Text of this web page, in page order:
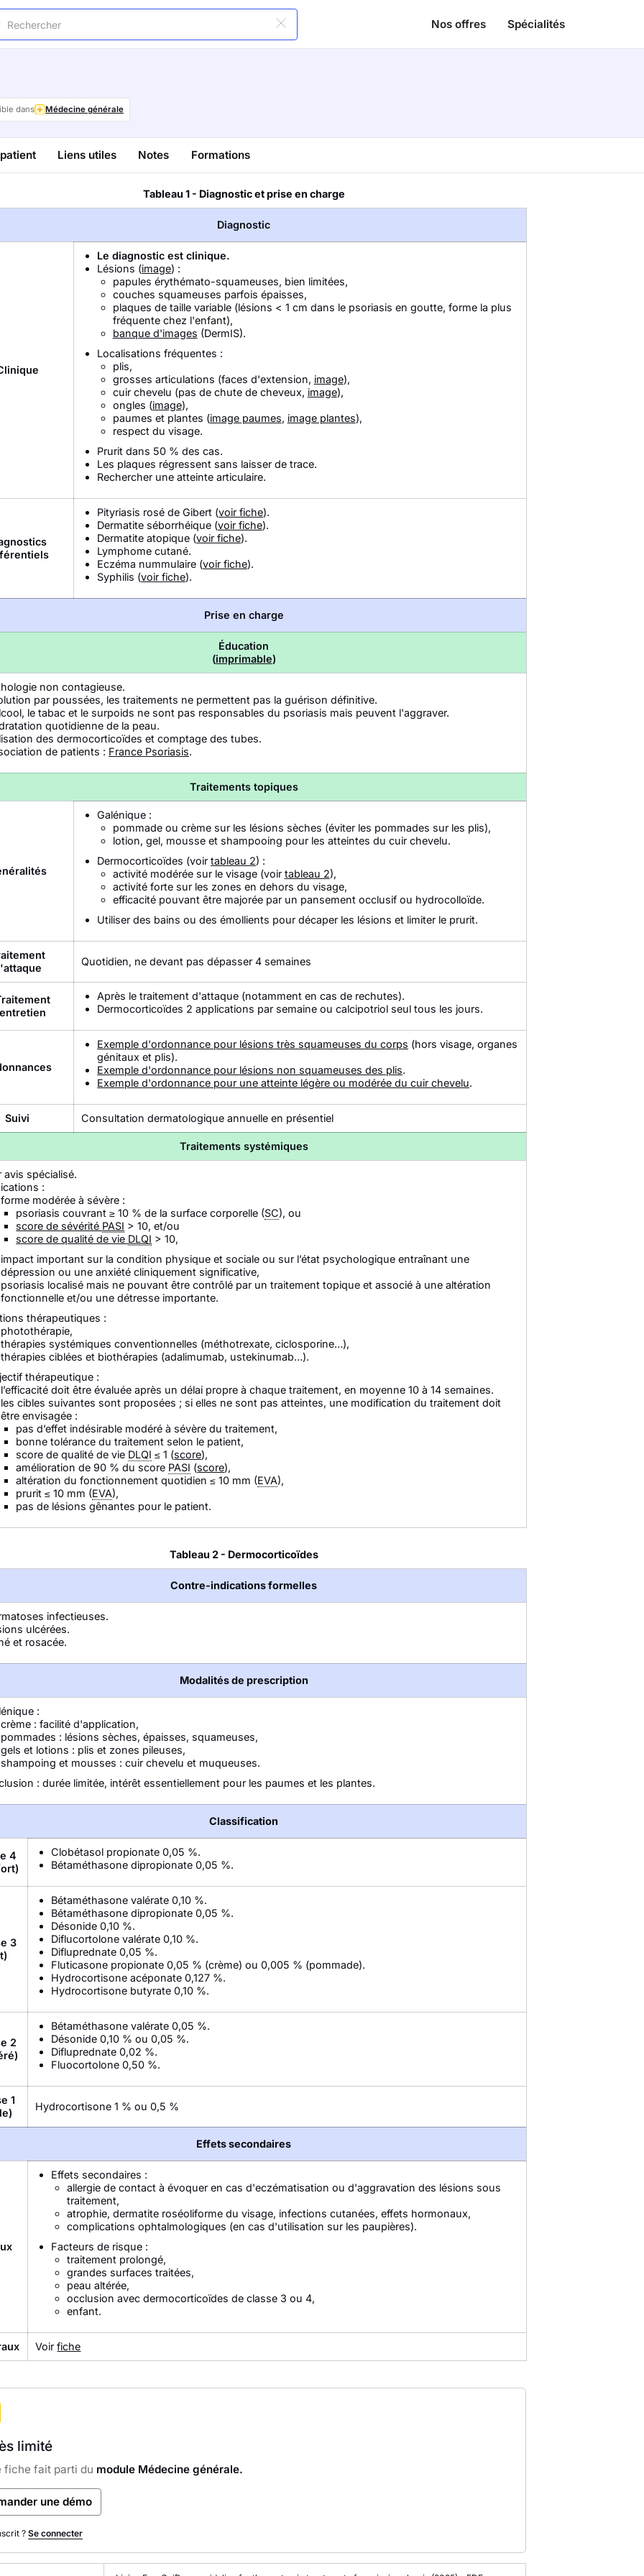
Nos offres Spécialités
dans Médecine générale
Liens utiles Notes Formations
Tableau 1 - Diagnostic et prise en charge
Diagnostic
Le diagnostic est clinique.
Lésions (image) :
papules érythémato-squameuses, bien limitées,
couches squameuses parfois épaisses,
plaques de taille variable (lésions < 1 cm dans le psoriasis en goutte, forme la plus
fréquente chez l'enfant),
banque d'images (DermIS).
Localisations fréquentes :
plis,
grosses articulations (faces d'extension, image),
cuir chevelu (pas de chute de cheveux, image),
ongles (image),
paumes et plantes (image paumes, image plantes),
respect du visage.
Prurit dans 50 % des cas.
Les plaques régressent sans laisser de trace.
Rechercher une atteinte articulaire.
Pityriasis rosé de Gibert (voir fiche).
Dermatite séborrhéique (voir fiche).
Dermatite atopique (voir fiche).
Lymphome cutané.
Eczéma nummulaire (voir fiche).
Syphilis (voir fiche).
Prise en charge
Éducation
(imprimable)
non contagieuse.
par poussées, les traitements ne permettent pas la guérison définitive.
le tabac et le surpoids ne sont pas responsables du psoriasis mais peuvent l'aggraver.
quotidienne de la peau.
des dermocorticoïdes et comptage des tubes.
de patients : France Psoriasis.
Traitements topiques
Galénique :
pommade ou crème sur les lésions sèches (éviter les pommades sur les plis),
lotion, gel, mousse et shampooing pour les atteintes du cuir chevelu.
Dermocorticoïdes (voirtableau 2) :
activité modérée sur le visage (voir tableau 2),
activité forte sur les zones en dehors du visage,
efficacité pouvant être majorée par un pansement occlusif ou hydrocolloïde.
Utiliser des bains ou des émollients pour décaper les lésions et limiter le prurit.
Quotidien, ne devant pas dépasser 4 semaines
Après le traitement d'attaque (notamment en cas de rechutes).
Dermocorticoïdes 2 applications par semaine ou calcipotriol seul tous les jours.
Exemple d'ordonnance pour lésions très squameuses du corps (hors visage, organes
génitaux et plis).
Exemple d'ordonnance pour lésions non squameuses des plis.
Exemple d'ordonnance pour une atteinte légère ou modérée du cuir chevelu.
Suivi Consultation dermatologique annuelle en présentiel
Traitements systémiques
avis spécialisé.
:
forme modérée à sévère :
psoriasis couvrant ≥ 10 % de la surface corporelle (SC), ou
score de sévérité PASI > 10, et/ou
score de qualité de vie DLQI > 10,
impact important sur la condition physique et sociale ou sur l’état psychologique entraînant une
dépression ou une anxiété cliniquement significative,
psoriasis localisé mais ne pouvant être contrôlé par un traitement topique et associé à une altération
fonctionnelle et/ou une détresse importante.
thérapeutiques :
photothérapie,
thérapies systémiques conventionnelles (méthotrexate, ciclosporine…),
thérapies ciblées et biothérapies (adalimumab, ustekinumab…).
thérapeutique :
l’efficacité doit être évaluée après un délai propre à chaque traitement, en moyenne 10 à 14 semaines.
les cibles suivantes sont proposées ; si elles ne sont pas atteintes, une modification du traitement doit
être envisagée :
pas d’effet indésirable modéré à sévère du traitement,
bonne tolérance du traitement selon le patient,
score de qualité de vie DLQI ≤ 1 (score),
amélioration de 90 % du score PASI (score),
altération du fonctionnement quotidien ≤ 10 mm (EVA),
prurit ≤ 10 mm (EVA),
pas de lésions gênantes pour le patient.
Tableau 2 - Dermocorticoïdes
Contre-indications formelles
infectieuses.
ulcérées.
et rosacée.
Modalités de prescription
:
crème : facilité d'application,
pommades : lésions sèches, épaisses, squameuses,
gels et lotions : plis et zones pileuses,
shampoing et mousses : cuir chevelu et muqueuses.
: durée limitée, intérêt essentiellement pour les paumes et les plantes.
Classification
4
Clobétasol propionate 0,05 %.
Bétaméthasone dipropionate 0,05 %.
3
Bétaméthasone valérate 0,10 %.
Bétaméthasone dipropionate 0,05 %.
Désonide 0,10 %.
Diflucortolone valérate 0,10 %.
Difluprednate 0,05 %.
Fluticasone propionate 0,05 % (crème) ou 0,005 % (pommade).
Hydrocortisone acéponate 0,127 %.
Hydrocortisone butyrate 0,10 %.
2
Bétaméthasone valérate 0,05 %.
Désonide 0,10 % ou 0,05 %.
Difluprednate 0,02 %.
Fluocortolone 0,50 %.
1
Hydrocortisone 1 % ou 0,5 %
Effets secondaires
Effets secondaires :
allergie de contact à évoquer en cas d'eczématisation ou d'aggravation des lésions sous
traitement,
atrophie, dermatite roséoliforme du visage, infections cutanées, effets hormonaux,
complications ophtalmologiques (en cas d'utilisation sur les paupières).
Facteurs de risque :
traitement prolongé,
grandes surfaces traitées,
peau altérée,
occlusion avec dermocorticoïdes de classe 3 ou 4,
enfant.
Voirfiche
limité
fiche fait parti du module Médecine générale.
une démo
? Se connecter